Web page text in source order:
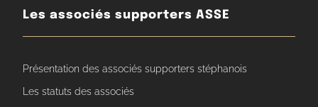
Les associés supporters ASSE
Présentation des associés supporters stéphanois
Les statuts des associés